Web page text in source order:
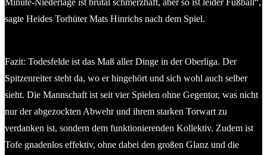
sagte Heides Torhüter Mats Hinrichs nach dem Spiel.
Fazit: Todesfelde ist das Maß aller Dinge in der Oberliga. Der
Spitzenreiter steht da, wo er hingehört und sich wohl auch selber
sieht. Die Mannschaft ist seit vier Spielen ohne Gegentor, was nicht
nur der abgezockten Abwehr und ihrem starken Torwart zu
verdanken ist, sondern dem funktionierenden Kollektiv. Zudem ist
Tofe gnadenlos effektiv, ohne dabei den großen Glanz und die